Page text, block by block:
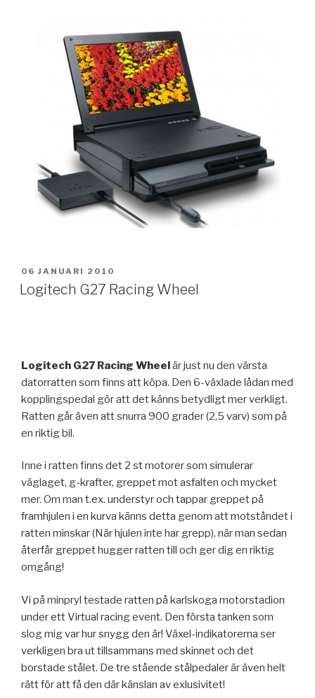
PUBLICERAT
06 JANUARI 2010
Logitech G27 Racing Wheel
Logitech G27 Racing Wheelär just nu den värsta
datorratten som finns att köpa. Den 6-växlade lådan med
kopplingspedal gör att det känns betydligt mer verkligt.
Ratten går även att snurra 900 grader (2,5 varv) som på
en riktig bil.
Inne i ratten finns det 2 st motorer som simulerar
väglaget, g-krafter, greppet mot asfalten och mycket
mer. Om man t.ex. understyr och tappar greppet på
framhjulen i en kurva känns detta genom att motståndet i
ratten minskar (När hjulen inte har grepp), när man sedan
återfår greppet hugger ratten till och ger dig en riktig
omgång!
Vi på minpryl testade ratten på karlskoga motorstadion
under ett Virtual racing event. Den första tanken som
slog mig var hur snygg den är! Växel-indikatorerna ser
verkligen bra ut tillsammans med skinnet och det
borstade stålet. De tre stående stålpedaler är även helt
rätt för att få den där känslan av exlusivitet!